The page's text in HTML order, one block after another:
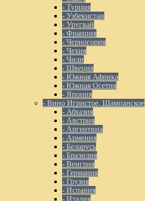
- Турция
- Узбекистан
- Уругвай
- Франция
- Черногория
- Чехия
- Чили
- Швеция
- Южная Африка
- Южная Осетия
- Япония
- Вино Игристое, Шампанское
- Абхазия
- Австрия
- Аргентина
- Армения
- Беларусь
- Бразилия
- Венгрия
- Германия
- Грузия
- Испания
- Италия